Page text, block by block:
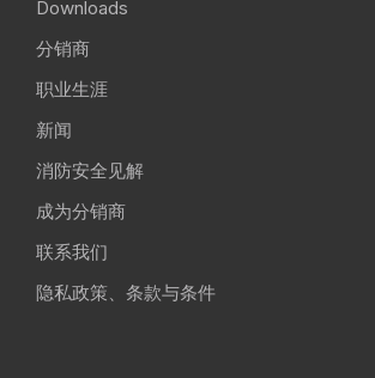
Downloads
分销商
职业生涯
新闻
消防安全见解
成为分销商
联系我们
隐私政策、条款与条件